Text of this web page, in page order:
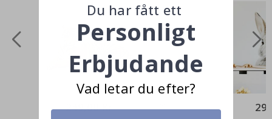
249,00 Kr
Du har fått ett
Personligt
Erbjudande
Vad letar du efter?